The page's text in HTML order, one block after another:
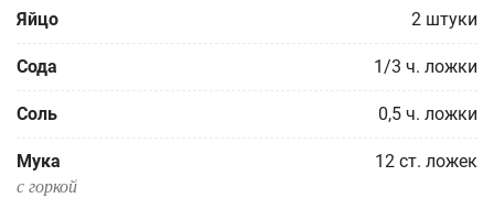
Яйцо 2 штуки
Сода 1/3 ч. ложки
Соль 0,5 ч. ложки
Мука 12 ст. ложек
с горкой